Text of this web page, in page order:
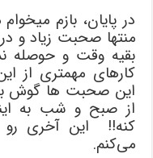
در پایان، بازم
منتها صحبت زیاد و
بقیه وقت و حوصله
کارهای مهمتری از
این صحبت ها گوش
از صبح و شب به
کنه!! این آخری
می‌کنم.